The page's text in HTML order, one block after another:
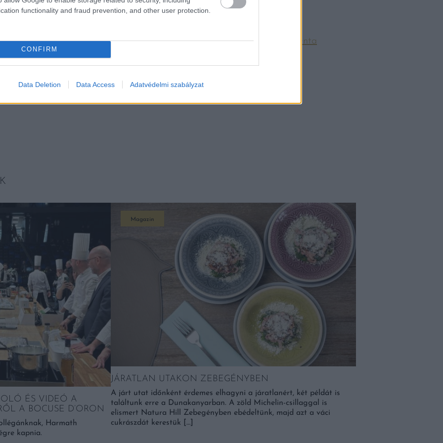
functionality and fraud prevention, and other user protection.
CONFIRM
Data Deletion Data Access Adatvédelmi szabályzat
és a részletes vizsgálati eredmények elérhetőek aNébih Szupermenta
ÉS VIDEÓ A
A BOCUSE D’ORON
Harmath
kapnia.
Magazin
JÁRATLAN UTAKON ZEBEGÉNYBEN
A járt utat időnként érdemes elhagyni a járatlanért, két példát is
találtunk erre a Dunakanyarban. A zöld Michelin-csillaggal is
elismert Natura Hill Zebegényben ebédeltünk, majd azt a váci
cukrászdát kerestük […]